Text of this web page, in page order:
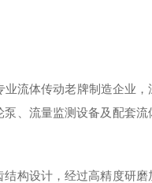
业流体传动老牌制造企业
、流量监测设备及配套
构设计，经过高精度研